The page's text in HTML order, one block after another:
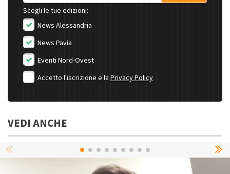
Scegli le tue edizioni:
News Alessandria
News Pavia
Eventi Nord-Ovest
Accetto l'iscrizione e la Privacy Policy
VEDI ANCHE